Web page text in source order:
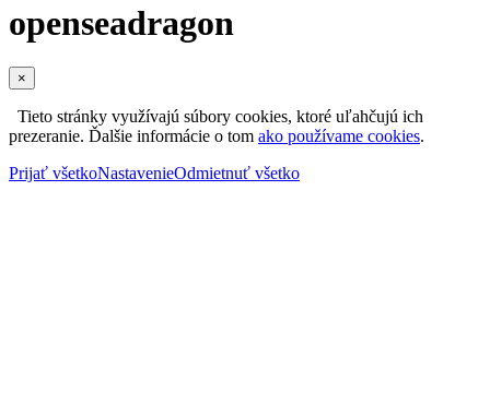
openseadragon
×
Tieto stránky využívajú súbory cookies, ktoré uľahčujú ich
prezeranie. Ďalšie informácie o tom ako používame cookies.
Prijať všetkoNastavenieOdmietnuť všetko